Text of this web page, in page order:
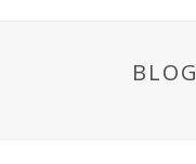
BLOG